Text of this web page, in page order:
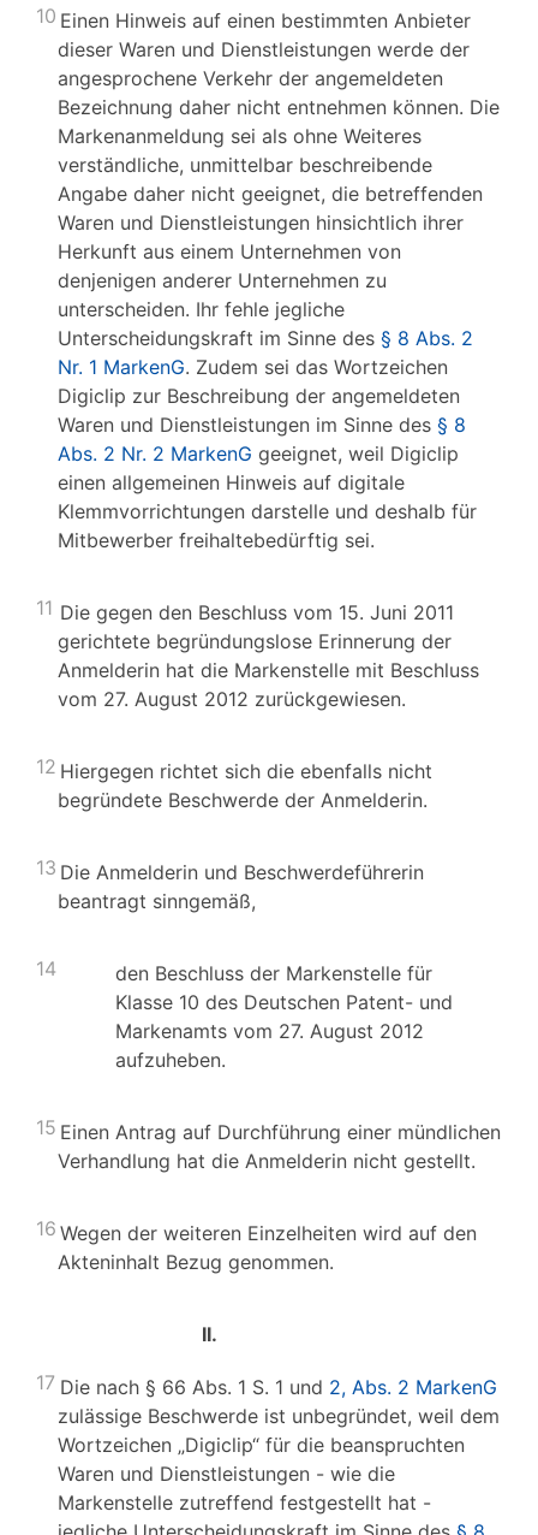
10 Einen Hinweis auf einen bestimmten Anbieter
dieser Waren und Dienstleistungen werde der
angesprochene Verkehr der angemeldeten
Bezeichnung daher nicht entnehmen können. Die
Markenanmeldung sei als ohne Weiteres
verständliche, unmittelbar beschreibende
Angabe daher nicht geeignet, die betreffenden
Waren und Dienstleistungen hinsichtlich ihrer
Herkunft aus einem Unternehmen von
denjenigen anderer Unternehmen zu
unterscheiden. Ihr fehle jegliche
Unterscheidungskraft im Sinne des § 8 Abs. 2
Nr. 1 MarkenG. Zudem sei das Wortzeichen
Digiclip zur Beschreibung der angemeldeten
Waren und Dienstleistungen im Sinne des § 8
Abs. 2 Nr. 2 MarkenG geeignet, weil Digiclip
einen allgemeinen Hinweis auf digitale
Klemmvorrichtungen darstelle und deshalb für
Mitbewerber freihaltebedürftig sei.
11 Die gegen den Beschluss vom 15. Juni 2011
gerichtete begründungslose Erinnerung der
Anmelderin hat die Markenstelle mit Beschluss
vom 27. August 2012 zurückgewiesen.
12 Hiergegen richtet sich die ebenfalls nicht
begründete Beschwerde der Anmelderin.
13 Die Anmelderin und Beschwerdeführerin
beantragt sinngemäß,
14
den Beschluss der Markenstelle für
Klasse 10 des Deutschen Patent- und
Markenamts vom 27. August 2012
aufzuheben.
15 Einen Antrag auf Durchführung einer mündlichen
Verhandlung hat die Anmelderin nicht gestellt.
16 Wegen der weiteren Einzelheiten wird auf den
Akteninhalt Bezug genommen.
II.
17 Die nach § 66 Abs. 1 S. 1 und 2, Abs. 2 MarkenG
zulässige Beschwerde ist unbegründet, weil dem
Wortzeichen „Digiclip“ für die beanspruchten
Waren und Dienstleistungen - wie die
Markenstelle zutreffend festgestellt hat -